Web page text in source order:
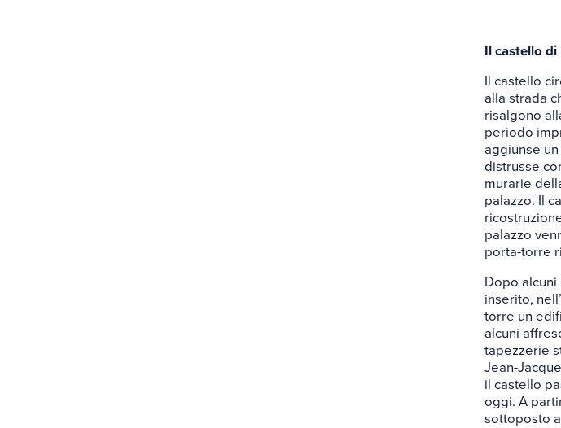
Il castello
Il castello
alla strada
risalgono
periodo
aggiunse un
distrusse
murarie
palazzo. Il
palazzo
porta-torre
Dopo
inserito,
torre un
alcuni
tapezzerie
Jean-
il castello
oggi. A
sottoposto